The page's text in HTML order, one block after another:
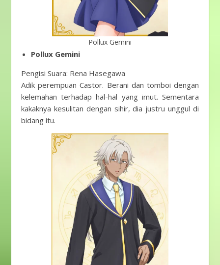
Pollux Gemini
Pollux Gemini
Pengisi Suara: Rena Hasegawa
Adik perempuan Castor. Berani dan tomboi dengan
kelemahan terhadap hal-hal yang imut. Sementara
kakaknya kesulitan dengan sihir, dia justru unggul di
bidang itu.